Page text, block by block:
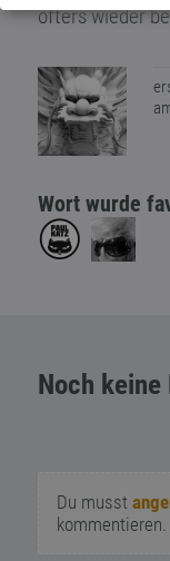
öfters wieder
Wort wurde
Noch
Du musst
kommentieren.